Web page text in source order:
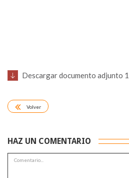
Descargar documento adjunto 1
Volver
HAZ UN COMENTARIO